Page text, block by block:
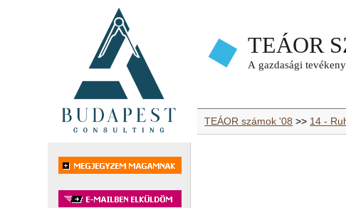
TEÁOR számok '08 >> 14 -